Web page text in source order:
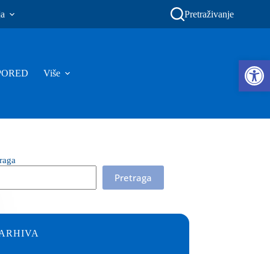
Pretraživanje
Više
Pretraga